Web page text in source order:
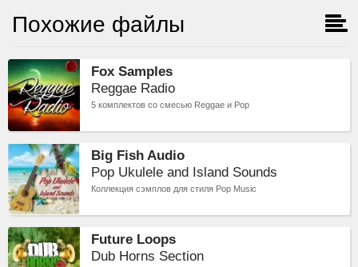
Похожие файлы
Fox Samples
Reggae Radio
5 комплектов со смесью Reggae и Pop
Big Fish Audio
Pop Ukulele and Island Sounds
Коллекция сэмплов для стиля Pop Music
Future Loops
Dub Horns Section